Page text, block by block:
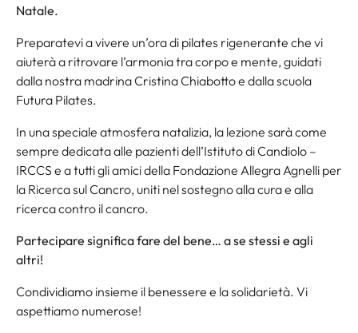
Natale.
Preparatevi a vivere un’ora di pilates rigenerante che vi
aiuterà a ritrovare l’armonia tra corpo e mente, guidati
dalla nostra madrina Cristina Chiabotto e dalla scuola
Futura Pilates.
In una speciale atmosfera natalizia, la lezione sarà come
sempre dedicata alle pazienti dell’Istituto di Candiolo –
IRCCS e a tutti gli amici della Fondazione Allegra Agnelli per
la Ricerca sul Cancro, uniti nel sostegno alla cura e alla
ricerca contro il cancro.
Partecipare significa fare del bene… a se stessi e agli
altri!
Condividiamo insieme il benessere e la solidarietà. Vi
aspettiamo numerose!